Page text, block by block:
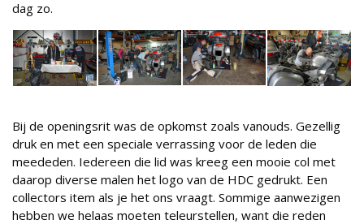
dag zo.
Bij de openingsrit was de opkomst zoals vanouds. Gezellig
druk en met een speciale verrassing voor de leden die
meededen. Iedereen die lid was kreeg een mooie col met
daarop diverse malen het logo van de HDC gedrukt. Een
collectors item als je het ons vraagt. Sommige aanwezigen
hebben we helaas moeten teleurstellen, want die reden